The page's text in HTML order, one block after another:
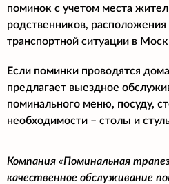
поминок с учетом места
родственников,
транспортной ситуации в
Если поминки проводятся
предлагает выездное
поминального меню, посуду,
необходимости – столы и
Компания «Поминальная
качественное обслуживание